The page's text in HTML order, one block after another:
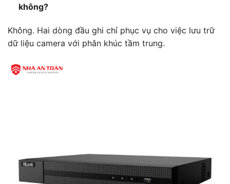
không?
Không. Hai dòng đầu ghi chỉ phục vụ cho việc lưu trữ
dữ liệu camera với phân khúc tầm trung.